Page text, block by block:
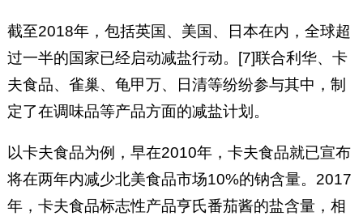
截至2018年，包括英国、美国、日本在内，全球超
过一半的国家已经启动减盐行动。[7]联合利华、卡
夫食品、雀巢、龟甲万、日清等纷纷参与其中，制
定了在调味品等产品方面的减盐计划。
以卡夫食品为例，早在2010年，卡夫食品就已宣布
将在两年内减少北美食品市场10%的钠含量。2017
年，卡夫食品标志性产品亨氏番茄酱的盐含量，相